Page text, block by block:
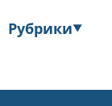
Рубрики▼